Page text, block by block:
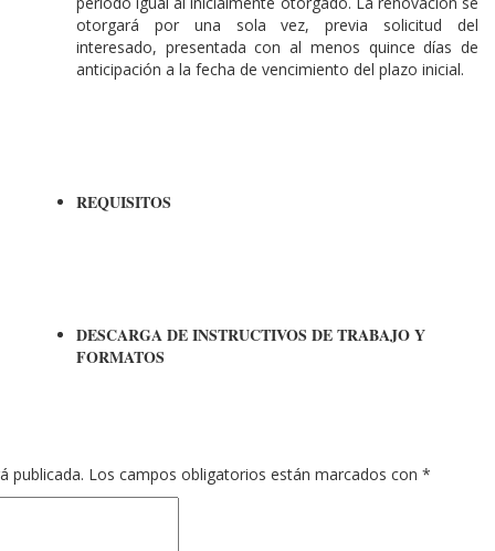
otorgará por una sola vez, previa solicitud del
interesado, presentada con al menos quince días de
anticipación a la fecha de vencimiento del plazo inicial.
REQUISITOS
DESCARGA DE INSTRUCTIVOS DE TRABAJO Y
FORMATOS
publicada. Los campos obligatorios están marcados con *